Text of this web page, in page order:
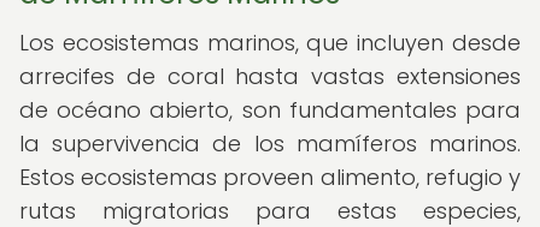
Los ecosistemas marinos, que incluyen desde
arrecifes de coral hasta vastas extensiones
de océano abierto, son fundamentales para
la supervivencia de los mamíferos marinos.
Estos ecosistemas proveen alimento, refugio y
rutas migratorias para estas especies,